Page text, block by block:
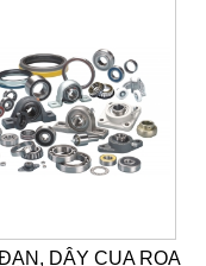
DÂY CUA ROA